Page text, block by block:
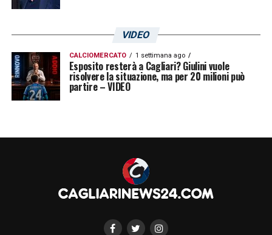
VIDEO
CALCIOMERCATO 1 settimana ago
Esposito resterà a Cagliari? Giulini vuole
risolvere la situazione, ma per 20 milioni può
partire – VIDEO